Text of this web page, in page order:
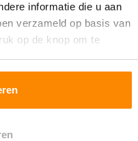
informatie die u aan
verzameld op basis van
op de knop om te
Onze
Maatwerk is onze